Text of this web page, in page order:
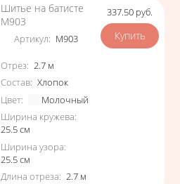
Шитье на батисте
М903
Артикул: М903
Характеристики
Отрез: 2.7 м
Состав: Хлопок
Цвет:
Молочный
Ширина кружева:
25.5см
Ширина узора:
25.5см
Длина отреза: 2.7 м
Цена
337.50 руб.